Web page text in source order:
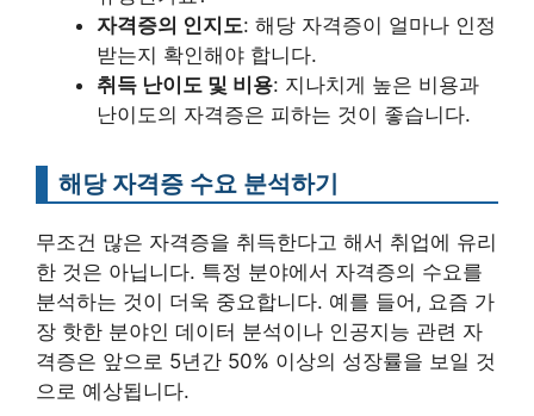
자격증의 인지도: 해당 자격증이 얼마나 인정
받는지 확인해야 합니다.
취득 난이도 및 비용: 지나치게 높은 비용과
난이도의 자격증은 피하는 것이 좋습니다.
해당 자격증 수요 분석하기
무조건 많은 자격증을 취득한다고 해서 취업에 유리
한 것은 아닙니다. 특정 분야에서 자격증의 수요를
분석하는 것이 더욱 중요합니다. 예를 들어, 요즘 가
장 핫한 분야인 데이터 분석이나 인공지능 관련 자
격증은 앞으로 5년간 50% 이상의 성장률을 보일 것
으로 예상됩니다.